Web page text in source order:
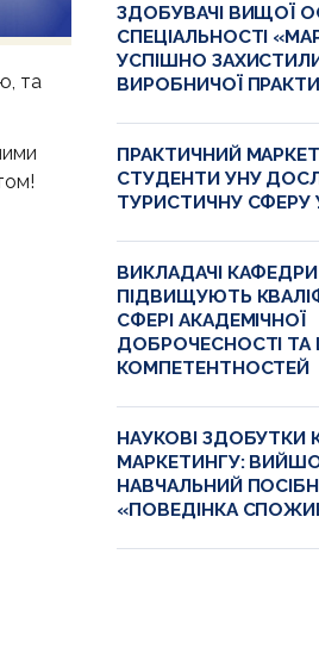
та
ЗДОБУВАЧІ ВИЩОЇ
СПЕЦІАЛЬНОСТІ
УСПІШНО
ВИРОБНИЧОЇ
ПРАКТИЧНИЙ
СТУДЕНТИ УНУ
ТУРИСТИЧНУ СФЕРУ
ВИКЛАДАЧІ
ПІДВИЩУЮТЬ
СФЕРІ АКАДЕМІЧНОЇ
ДОБРОЧЕСНОСТІ
КОМПЕТЕНТНОСТЕЙ
НАУКОВІ ЗДОБУТКИ
МАРКЕТИНГУ:
НАВЧАЛЬНИЙ
«ПОВЕДІНКА